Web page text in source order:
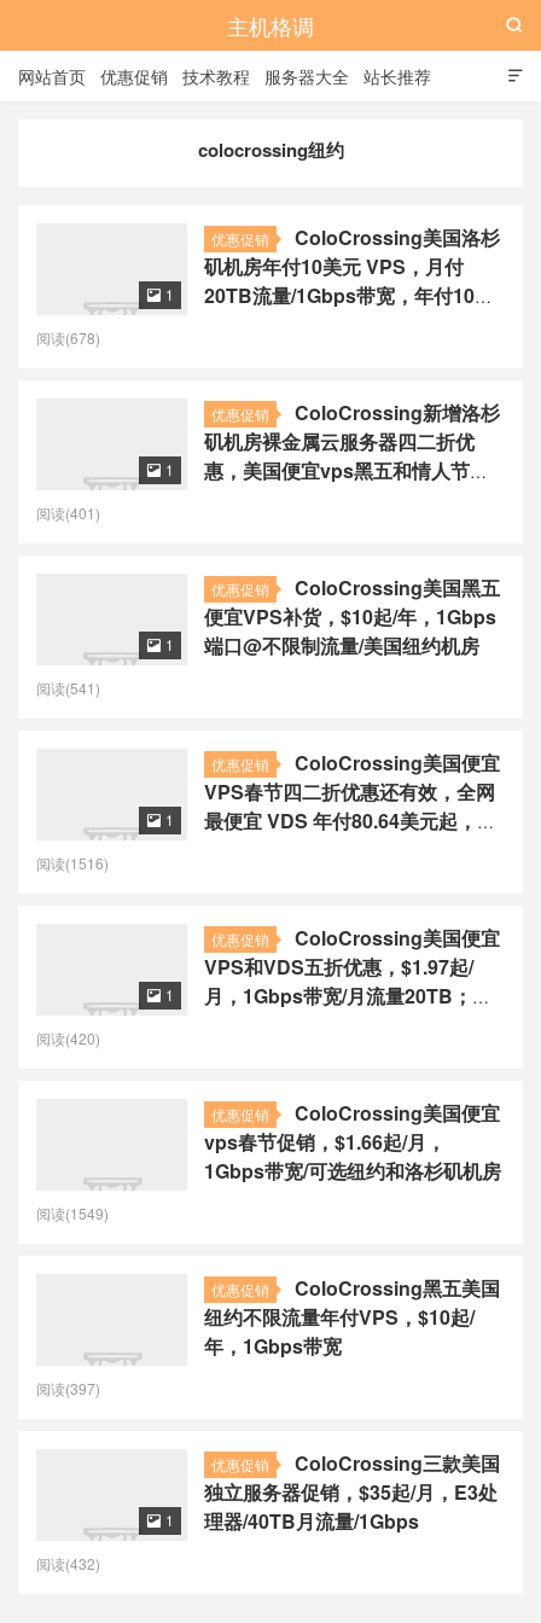
主机格调

网站首页 优惠促销 技术教程 服务器大全 站长推荐

colocrossing纽约
优惠促销
ColoCrossing美国洛杉
矶机房年付10美元 VPS，月付
20TB流量/1Gbps带宽，年付10美
 1
阅读(678)
优惠促销
ColoCrossing新增洛杉
矶机房裸金属云服务器四二折优
惠，美国便宜vps黑五和情人节套
 1
阅读(401)
优惠促销
ColoCrossing美国黑五
便宜VPS补货，$10起/年，1Gbps
端口@不限制流量/美国纽约机房
 1
阅读(541)
优惠促销
ColoCrossing美国便宜
VPS春节四二折优惠还有效，全网
最便宜 VDS 年付80.64美元起，
 1
阅读(1516)
优惠促销
ColoCrossing美国便宜
VPS和VDS五折优惠，$1.97起/
月，1Gbps带宽/月流量20TB；情
 1
阅读(420)
优惠促销
ColoCrossing美国便宜
vps春节促销，$1.66起/月，
1Gbps带宽/可选纽约和洛杉矶机房
阅读(1549)
优惠促销
ColoCrossing黑五美国
纽约不限流量年付VPS，$10起/
年，1Gbps带宽
阅读(397)
优惠促销
ColoCrossing三款美国
独立服务器促销，$35起/月，E3处
理器/40TB月流量/1Gbps
 1
阅读(432)